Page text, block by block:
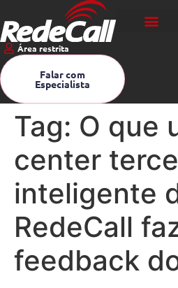
Área restrita
Falar com
Especialista
Tag: O que
center
inteligente
RedeCall
feedback